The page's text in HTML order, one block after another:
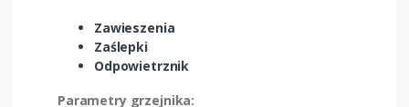
Zawieszenia
Zaślepki
Odpowietrznik
Parametry grzejnika: